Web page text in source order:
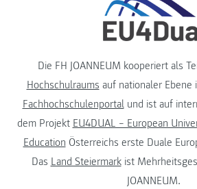
Die FH JOANNEUM kooperiert als
Hochschulraums auf nationaler Ebene
Fachhochschulenportalund ist auf
dem Projekt EU4DUAL – European
Education Österreichs erste Duale
Das Land Steiermarkist
JOANNEUM.